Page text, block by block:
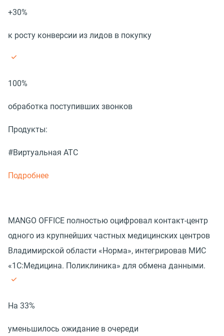
+30%
к росту конверсии из лидов в покупку
100%
обработка поступивших звонков
Продукты:
#Виртуальная АТС
Подробнее
MANGO OFFICE полностью оцифровал контакт-центр
одного из крупнейших частных медицинских центров
Владимирской области «Норма», интегрировав МИС
«1С:Медицина. Поликлиника» для обмена данными.
На 33%
уменьшилось ожидание в очереди